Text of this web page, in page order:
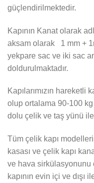
güçlendirilmektedir.
Kapının Kanat olarak
aksam olarak 1 mm +
yekpare sac ve iki sac
doldurulmaktadır.
Kapılarımızın hareketli
olup ortalama 90-100 kg
dolu çelik ve taş yünü ile
Tüm çelik kapı
kasası ve çelik kapı
ve hava
kapının evin içi ve dışı